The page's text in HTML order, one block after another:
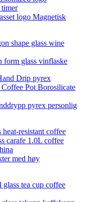
logo Magnetisk
form glass vinflaske
pyrex personlig
med høy